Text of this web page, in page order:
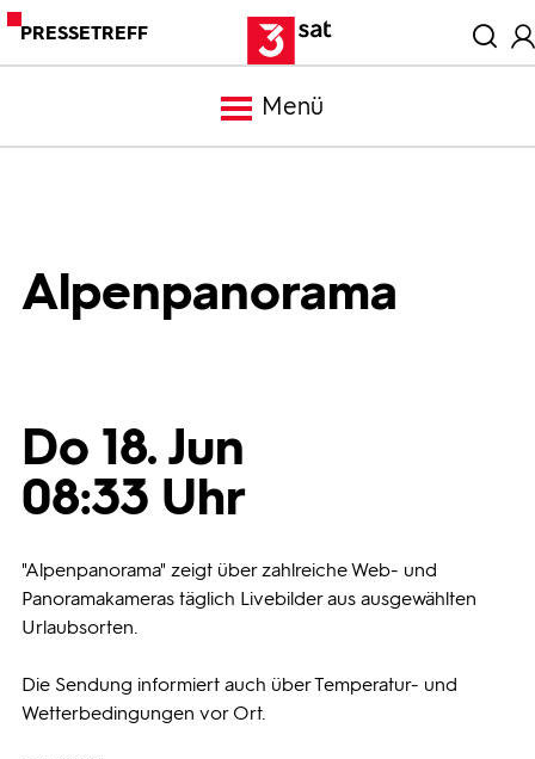
PRESSETREFF
Menü
Bilder
Programmwochen
Alpenpanorama
Do 18. Jun
08:33 Uhr
"Alpenpanorama" zeigt über zahlreiche Web- und
Panoramakameras täglich Livebilder aus ausgewählten
Urlaubsorten.
Die Sendung informiert auch über Temperatur- und
Wetterbedingungen vor Ort.